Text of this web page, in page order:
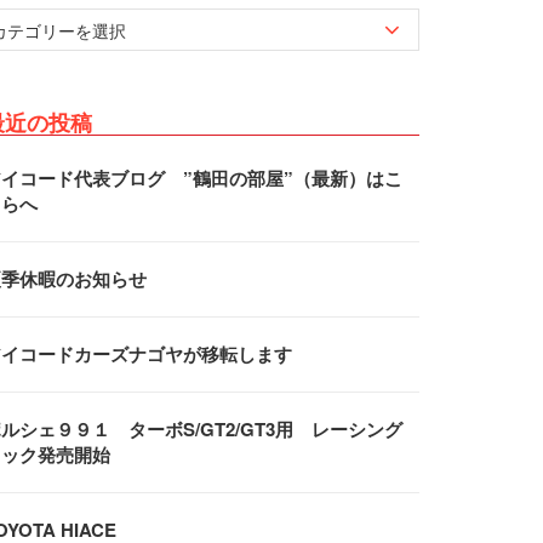
の投稿
コード代表ブログ ”鶴田の部屋”（最新）はこ
へ
休暇のお知らせ
コードカーズナゴヤが移転します
シェ９９１ ターボS/GT2/GT3用 レーシング
ク発売開始
HIACE